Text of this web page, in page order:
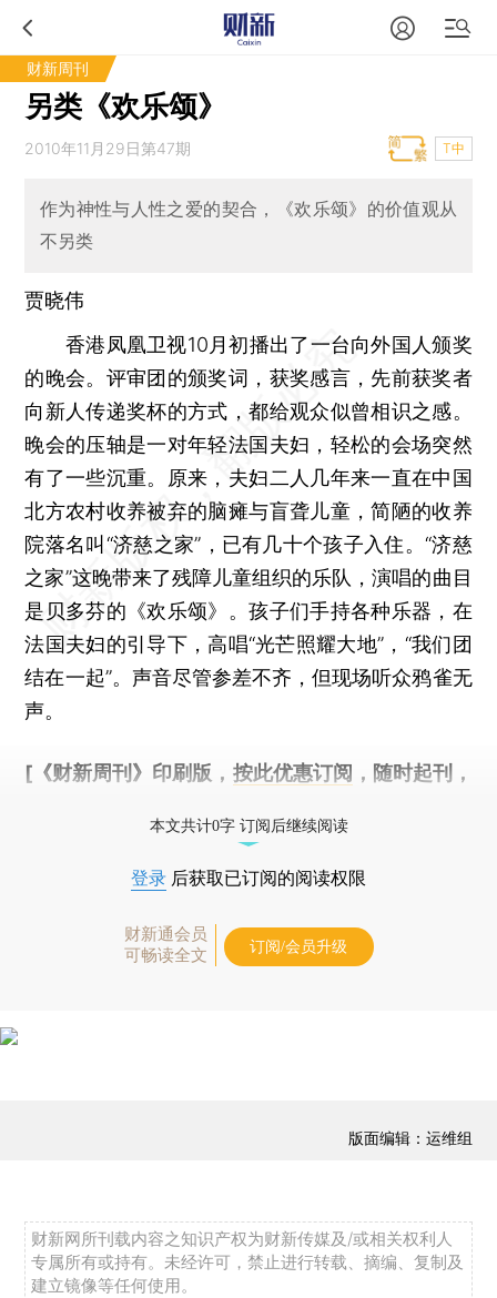
财新周刊
另类《欢乐颂》
2010年11月29日第47期 T中
作为神性与人性之爱的契合，《欢乐颂》的价值观从
不另类
贾晓伟
香港凤凰卫视10月初播出了一台向外国人颁奖
的晚会。评审团的颁奖词，获奖感言，先前获奖者
向新人传递奖杯的方式，都给观众似曾相识之感。
晚会的压轴是一对年轻法国夫妇，轻松的会场突然
有了一些沉重。原来，夫妇二人几年来一直在中国
北方农村收养被弃的脑瘫与盲聋儿童，简陋的收养
院落名叫“济慈之家”，已有几十个孩子入住。“济慈
之家”这晚带来了残障儿童组织的乐队，演唱的曲目
是贝多芬的《欢乐颂》。孩子们手持各种乐器，在
法国夫妇的引导下，高唱“光芒照耀大地”，“我们团
结在一起”。声音尽管参差不齐，但现场听众鸦雀无
声。
[《财新周刊》印刷版， 按此优惠订阅 ，随时起刊，
本文共计0字 订阅后继续阅读
登录 后获取已订阅的阅读权限
财新通会员
可畅读全文
订阅/会员升级
版面编辑：运维组
财新网所刊载内容之知识产权为财新传媒及/或相关权利人
专属所有或持有。未经许可，禁止进行转载、摘编、复制及
建立镜像等任何使用。